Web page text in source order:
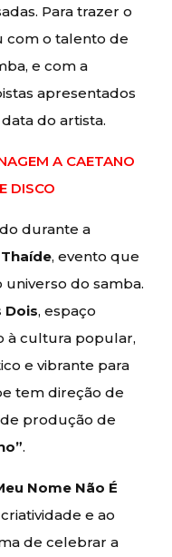
Para trazer o
com o talento de
e com a
apresentados
do artista.
A CAETANO
DISCO
durante a
, evento que
do samba.
Dois, espaço
à cultura popular,
e vibrante para
tem direção de
produção de
.
Nome Não É
e ao
de celebrar a